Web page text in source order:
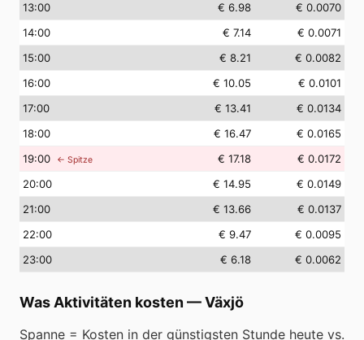
13:00 € 6.98
€ 0.0070
14:00 € 7.14
€ 0.0071
15:00 € 8.21
€ 0.0082
16:00 € 10.05
€ 0.0101
17:00 € 13.41
€ 0.0134
18:00 € 16.47
€ 0.0165
19:00 ← Spitze € 17.18
€ 0.0172
20:00 € 14.95
€ 0.0149
21:00 € 13.66
€ 0.0137
22:00 € 9.47
€ 0.0095
23:00 € 6.18 € 0.0062
Was Aktivitäten kosten —Växjö
Spanne = Kosten in der günstigsten Stunde heute vs.